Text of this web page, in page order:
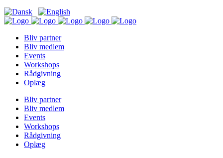
Bliv partner
Bliv medlem
Events
Workshops
Rådgivning
Oplæg
Bliv partner
Bliv medlem
Events
Workshops
Rådgivning
Oplæg